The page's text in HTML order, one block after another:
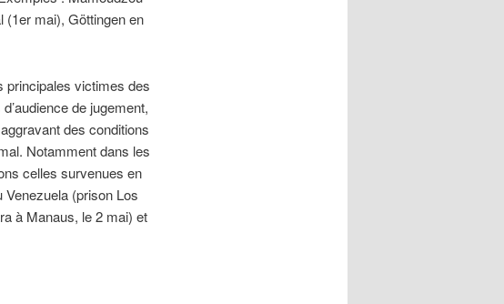
(1er mai), Göttingen en
principales victimes des
de jugement,
des conditions
Notamment dans les
celles survenues en
(prison Los
à Manaus, le 2 mai) et